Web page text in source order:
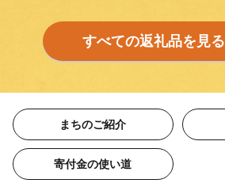
すべての返礼品を見る
まちのご紹介
寄付金の使い道